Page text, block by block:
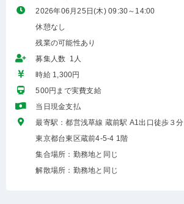
2026年06月25日(木) 09:30～14:00
休憩なし
残業の可能性あり
募集人数 1人
時給 1,300円
500円まで実費支給
当日現金支払
最寄駅：都営浅草線 蔵前駅 A1出口徒歩３分
東京都台東区蔵前4-5-4 1階
集合場所：勤務地と同じ
解散場所：勤務地と同じ